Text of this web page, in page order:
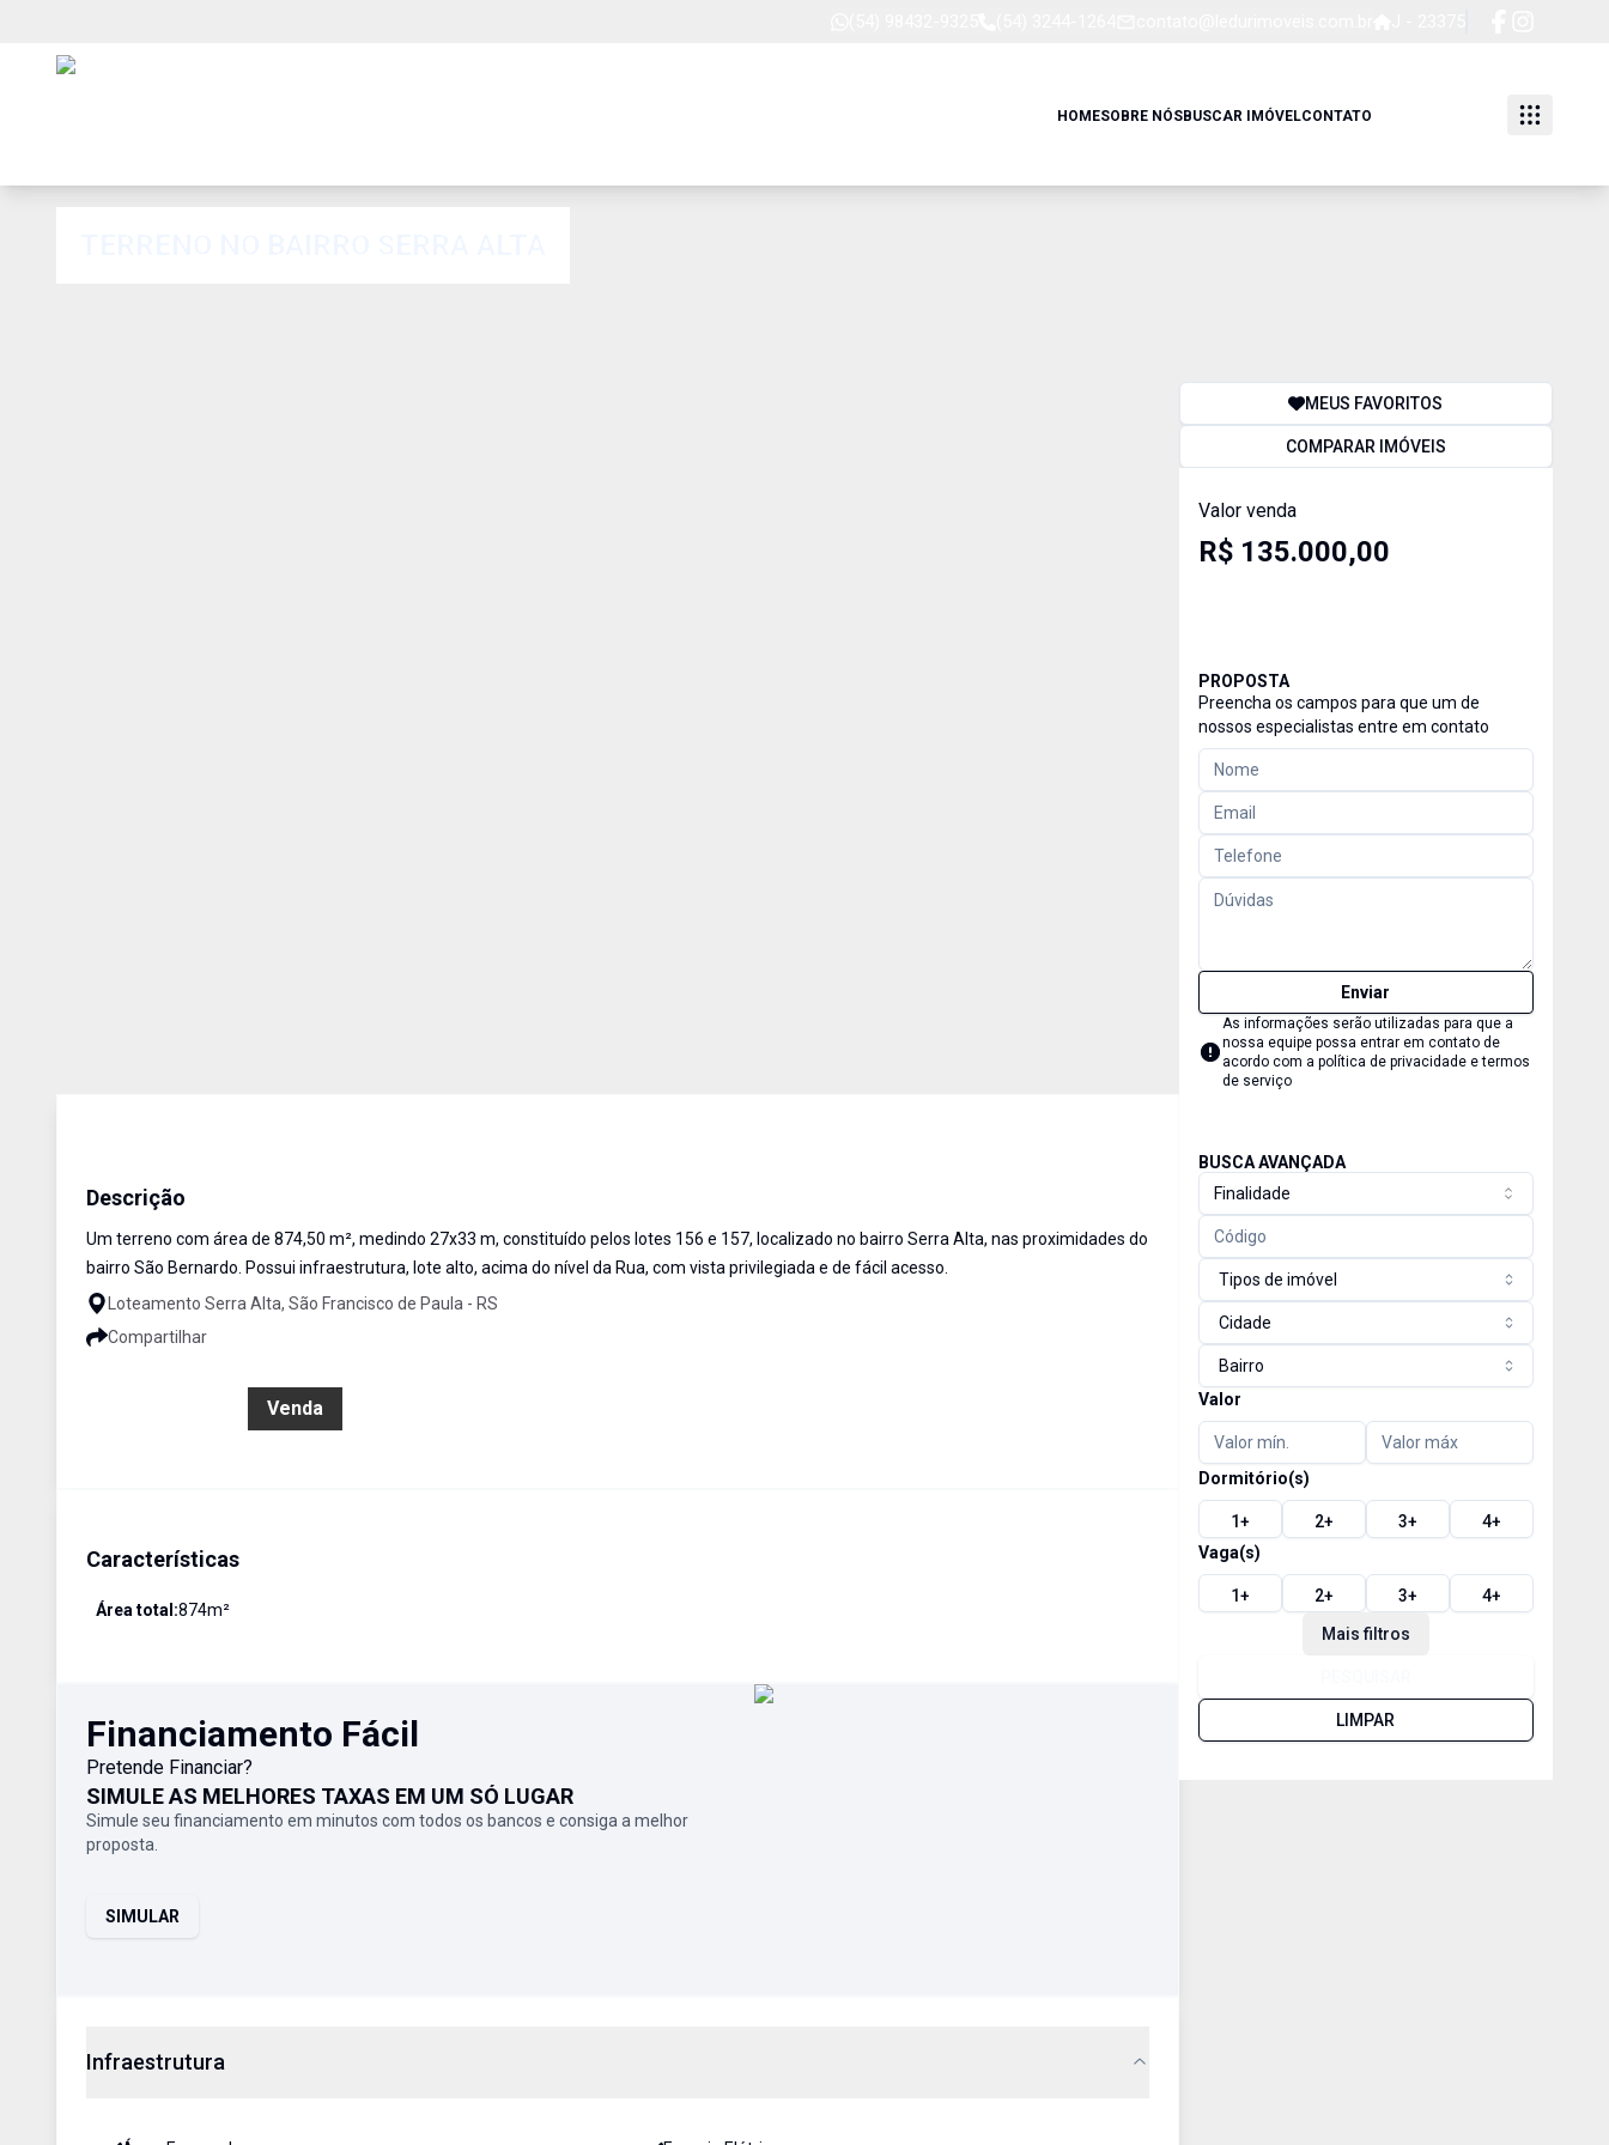
HOMESOBRE NÓSBUSCAR IMÓVELCONTATO
Descrição
Um terreno com área de 874,50 m², medindo 27x33 m, constituído pelos lotes 156 e 157, localizado no bairro Serra Alta, nas proximidades do
bairro São Bernardo. Possui infraestrutura, lote alto, acima do nível da Rua, com vista privilegiada e de fácil acesso.
Loteamento Serra Alta, São Francisco de Paula - RS
Compartilhar
Venda
Características
Área total:874m²
Financiamento Fácil
Pretende Financiar?
SIMULE AS MELHORES TAXAS EM UM SÓ LUGAR
Simule seu financiamento em minutos com todos os bancos e consiga a melhor
proposta.
SIMULAR
Infraestrutura
MEUS FAVORITOS
COMPARAR IMÓVEIS
Valor venda
R$ 135.000,00
PROPOSTA
Preencha os campos para que um de
nossos especialistas entre em contato
Enviar
As informações serão utilizadas para que a
nossa equipe possa entrar em contato de
acordo com a política de privacidade e termos
de serviço
BUSCA AVANÇADA
Finalidade
Tipos de imóvel
Cidade
Bairro
Valor
Dormitório(s)
1+ 2+ 3+ 4+
Vaga(s)
1+ 2+ 3+ 4+
Mais filtros
LIMPAR